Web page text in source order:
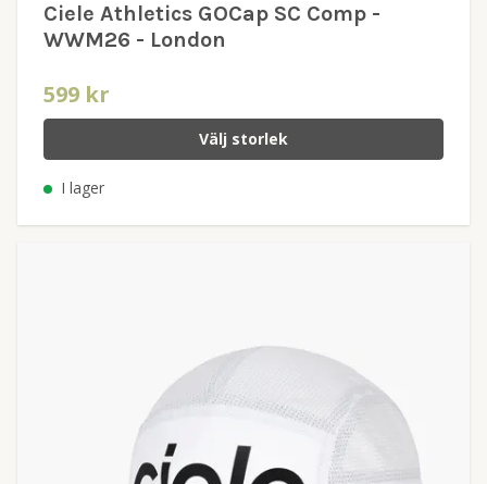
Ciele Athletics GOCap SC Comp -
WWM26 - London
599 kr
Välj storlek
I lager